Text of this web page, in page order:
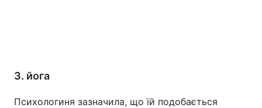
3. йога
Психологиня зазначила, що їй подобається